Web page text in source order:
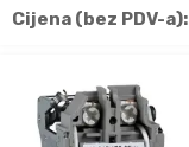
Cijena (bez PDV-a):